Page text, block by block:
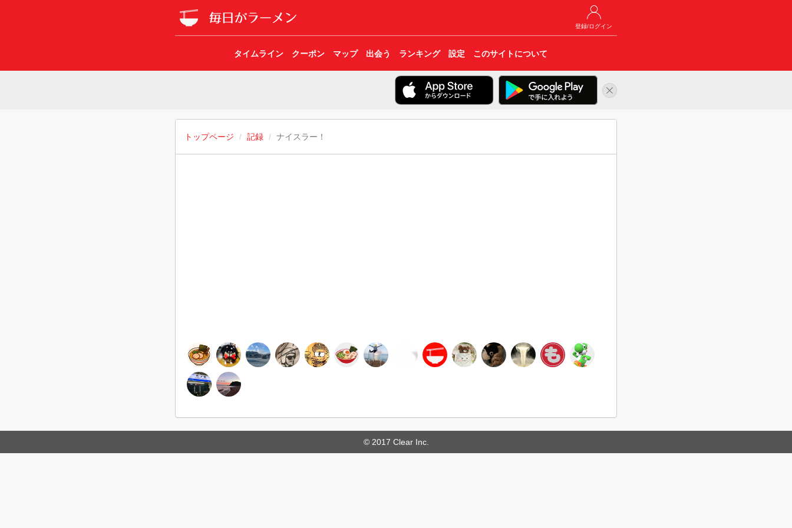
登録/ログイン
タイムライン クーポン マップ 出会う ランキング 設定 このサイトについて
トップページ 記録 ナイスラー！
© 2017 Clear Inc.